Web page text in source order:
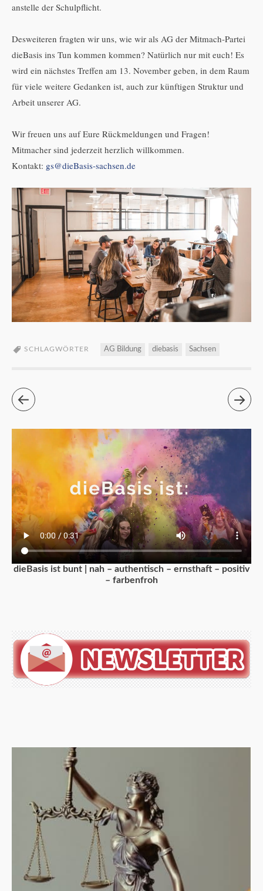
anstelle der Schulpflicht.
Desweiteren fragten wir uns, wie wir als AG der Mitmach-Partei
dieBasis ins Tun kommen kommen? Natürlich nur mit euch! Es
wird ein nächstes Treffen am 13. November geben, in dem Raum
für viele weitere Gedanken ist, auch zur künftigen Struktur und
Arbeit unserer AG.
Wir freuen uns auf Eure Rückmeldungen und Fragen!
Mitmacher sind jederzeit herzlich willkommen.
Kontakt: gs@dieBasis-sachsen.de
SCHLAGWÖRTER AG Bildung diebasis Sachsen
dieBasis ist bunt | nah – authentisch – ernsthaft – positiv
– farbenfroh